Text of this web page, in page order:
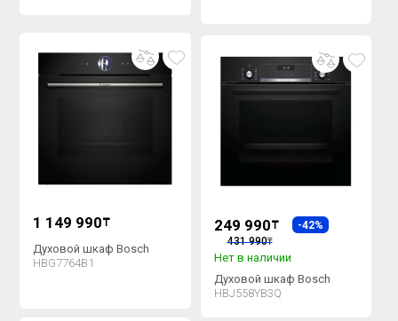
1 149 990₸
Духовой шкаф Bosch
HBG7764B1
249 990₸
-42%
431 990₸
Духовой шкаф Bosch
HBJ558YB3Q
Нет в наличии